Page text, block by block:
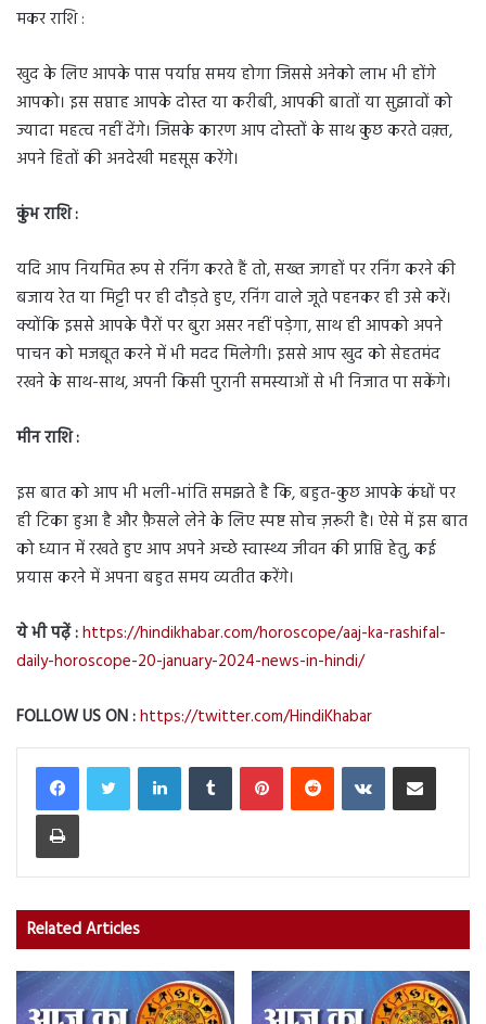
मकर राशि :
खुद के लिए आपके पास पर्याप्त समय होगा जिससे अनेको लाभ भी होंगे
आपको। इस सप्ताह आपके दोस्त या करीबी, आपकी बातों या सुझावों को
ज्यादा महत्व नहीं देंगे। जिसके कारण आप दोस्तों के साथ कुछ करते वक़्त,
अपने हितों की अनदेखी महसूस करेंगे।
कुंभ राशि :
यदि आप नियमित रूप से रनिंग करते हैं तो, सख्त जगहों पर रनिंग करने की
बजाय रेत या मिट्टी पर ही दौड़ते हुए, रनिंग वाले जूते पहनकर ही उसे करें।
क्योंकि इससे आपके पैरों पर बुरा असर नहीं पड़ेगा, साथ ही आपको अपने
पाचन को मजबूत करने में भी मदद मिलेगी। इससे आप खुद को सेहतमंद
रखने के साथ-साथ, अपनी किसी पुरानी समस्याओं से भी निजात पा सकेंगे।
मीन राशि :
इस बात को आप भी भली-भांति समझते है कि, बहुत-कुछ आपके कंधों पर
ही टिका हुआ है और फ़ैसले लेने के लिए स्पष्ट सोच ज़रूरी है। ऐसे में इस बात
को ध्यान में रखते हुए आप अपने अच्छे स्वास्थ्य जीवन की प्राप्ति हेतु, कई
प्रयास करने में अपना बहुत समय व्यतीत करेंगे।
ये भी पढ़ें :https://hindikhabar.com/horoscope/aaj-ka-rashifal-
daily-horoscope-20-january-2024-news-in-hindi/
FOLLOW US ON :https://twitter.com/HindiKhabar
LinkedInTumblr PinterestReddit VKontakteShare via Email
Print
Related Articles